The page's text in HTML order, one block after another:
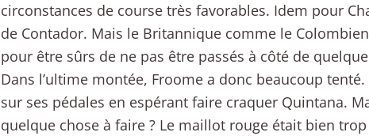
circonstances de course très favorables. Idem pour
de Contador. Mais le Britannique comme le Colombien
pour être sûrs de ne pas être passés à côté de
Dans l’ultime montée, Froome a donc beaucoup tenté.
sur ses pédales en espérant faire craquer Quintana.
quelque chose à faire ? Le maillot rouge était bien